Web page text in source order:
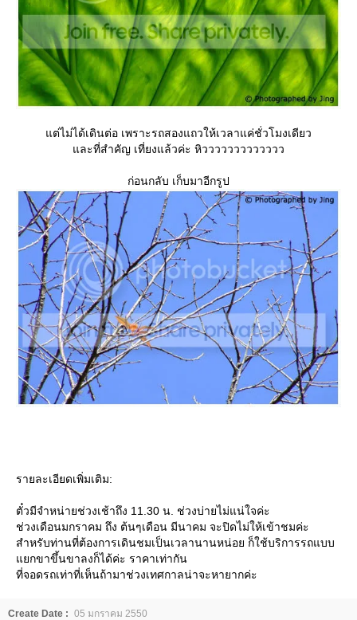
ต่ไม่ได้เดินต่อ เพราะรถสองแถวให้เวลาแค่ชั่วโมงเดียว
ละที่สำคัญ เที่ยงแล้วค่ะ หิววววววววววววว
ก่อนกลับ เก็บมาอีกรูป
รายละเอียดเพิ่มเติม:
ตั๋วมีจำหน่ายช่วงเช้าถึง 11.30 น. ช่วงบ่ายไม่แน่ใจค่ะ
ช่วงเดือนมกราคม ถึง ต้นๆเดือน มีนาคม จะปิดไม่ให้เข้าชมค่ะ
สำหรับท่านที่ต้องการเดินชมเป็นเวลานานหน่อย ก็ใช้บริการรถแบบ
กขาขึ้นขาลงก็ได้ค่ะ ราคาเท่ากัน
ที่จอดรถเท่าที่เห็นถ้ามาช่วงเทศกาลน่าจะหายากค่ะ
Create Date : 05 มกราคม 2550